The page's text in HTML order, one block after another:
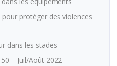
protéger des violences
dans les stades
– Juil/Août 2022